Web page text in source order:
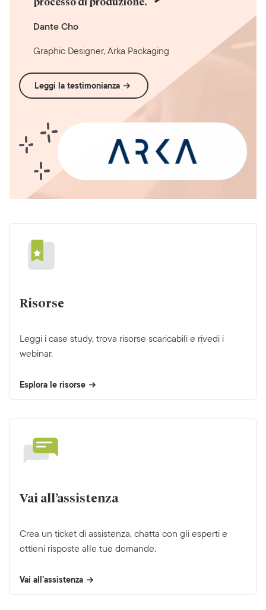
processo di produzione.
Dante Cho
Graphic Designer, Arka Packaging
Leggi la testimonianza
Risorse
Leggi i case study, trova risorse scaricabili e rivedi i
webinar.
Esplora le risorse
Vai all’assistenza
Crea un ticket di assistenza, chatta con gli esperti e
ottieni risposte alle tue domande.
Vai all’assistenza